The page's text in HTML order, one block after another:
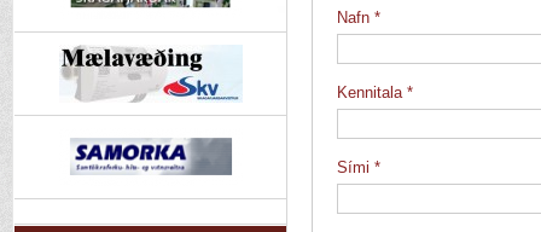
Nafn
Kennitala
Sími